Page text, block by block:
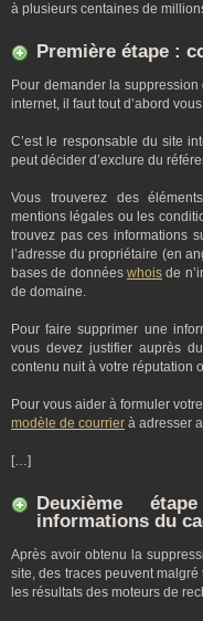
à plusieurs centaines de
Première étape :
Pour demander la
internet, il faut tout d’abord
C’est le responsable du site
peut décider d’exclure du
Vous trouverez des
mentions légales ou les
trouvez pas ces informations
l’adresse du propriétaire (en
bases de données whoisde
de domaine.
Pour faire supprimer une
vous devez justifier auprès
contenu nuit à votre réputation
Pour vous aider à formuler
modèle de courrier à adresser
[…]
Deuxième
informations du
Après avoir obtenu la
site, des traces peuvent
les résultats des moteurs de